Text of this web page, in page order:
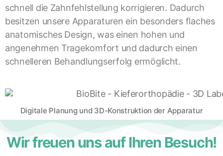
schnell die Zahnfehlstellung korrigieren. Dadurch
besitzen unsere Apparaturen ein besonders flaches
anatomisches Design, was einen hohen und
angenehmen Tragekomfort und dadurch einen
schnelleren Behandlungserfolg ermöglicht.
Digitale Planung und 3D-Konstruktion der Apparatur
Wir freuen uns auf Ihren Besuch!